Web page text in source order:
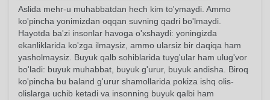
Aslida mehr-u muhabbatdan hech kim to'ymaydi. Ammo
ko'pincha yonimizdan oqqan suvning qadri bo'lmaydi.
Hayotda ba'zi insonlar havoga o'xshaydi: yoningizda
ekanliklarida ko'zga ilmaysiz, ammo ularsiz bir daqiqa ham
yasholmaysiz. Buyuk qalb sohiblarida tuyg'ular ham ulug'vor
bo'ladi: buyuk muhabbat, buyuk g'urur, buyuk andisha. Biroq
ko'pincha bu baland g'urur shamollarida pokiza ishq olis-
olislarga uchib ketadi va insonning buyuk qalbi ham